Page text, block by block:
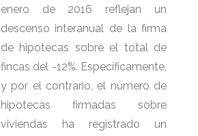
enero de 2016 reflejan un
descenso interanual de la firma
de hipotecas sobre el total de
fincas del -12%. Específicamente,
y por el contrario, el número de
hipotecas firmadas sobre
viviendas ha registrado un